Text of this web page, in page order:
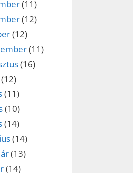
(11)
(12)
(12)
(11)
(16)
(12)
(11)
(10)
(14)
(14)
(13)
(14)